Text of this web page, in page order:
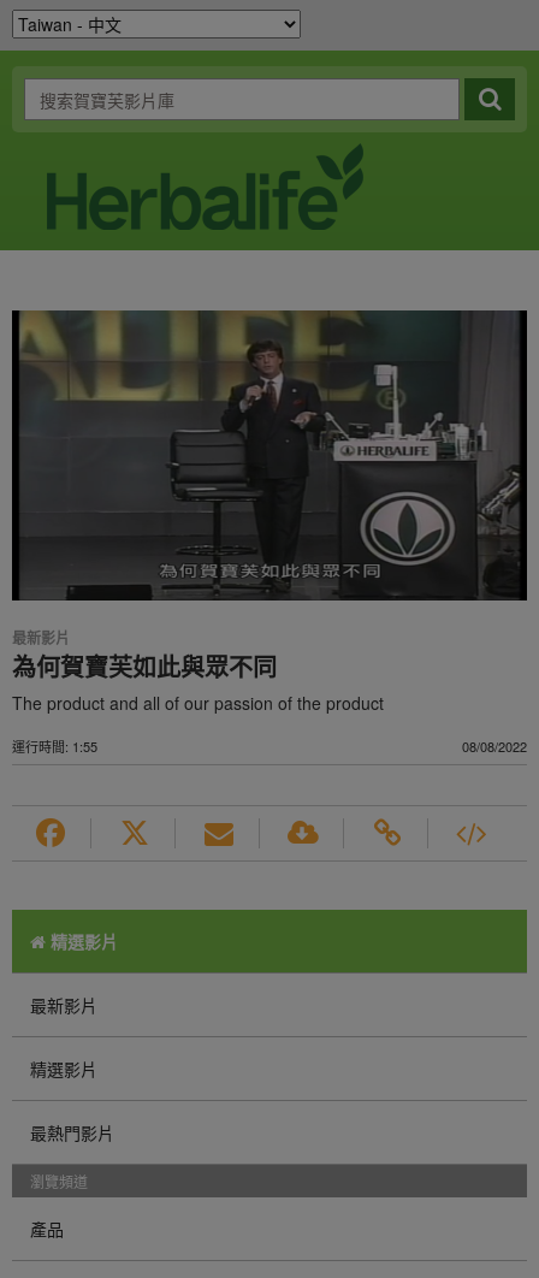
最新影片
為何賀寶芙如此與眾不同
The product and all of our passion of the product
運行時間: 1:55 08/08/2022
精選影片
最新影片
精選影片
最熱門影片
瀏覽頻道
產品